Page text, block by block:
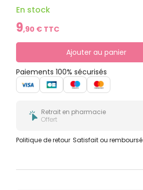
En stock
9,90 € TTC
Ajouter au panier
Paiements 100% sécurisés
Retrait en pharmacie
Offert
Politique de retour Satisfait ou remboursé